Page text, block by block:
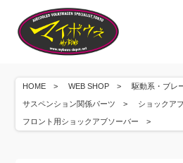
HOME WEB SHOP 駆動系・ブレ
サスペンション関係パーツ ショックア
フロント用ショックアブソーバー